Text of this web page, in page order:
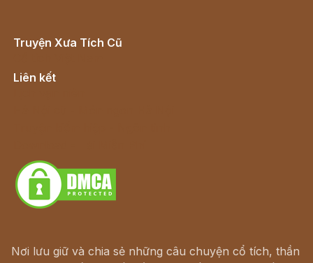
Truyện Xưa Tích Cũ
Liên kết
Nơi lưu giữ và chia sẻ những câu chuyện cổ tích, thần